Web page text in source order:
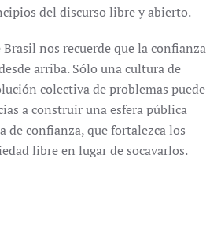
del discurso libre y abierto.
nos recuerde que la confianza
arriba. Sólo una cultura de
colectiva de problemas puede
a construir una esfera pública
de confianza, que fortalezca los
libre en lugar de socavarlos.